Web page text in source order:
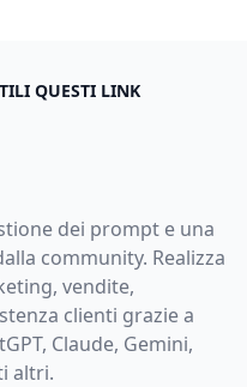
QUESTI LINK
dei prompt e una
community. Realizza
vendite,
clienti grazie a
Claude, Gemini,
altri.